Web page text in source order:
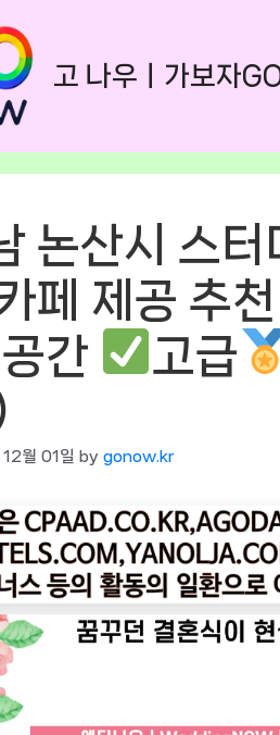
고 나우ㅣ가보자
논산시 스터
페 제공 추
공간
고급
월 01일 by gonow.kr